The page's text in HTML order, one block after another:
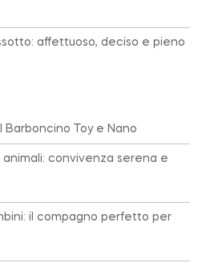
affettuoso, deciso e pieno
Toy e Nano
convivenza serena e
il compagno perfetto per